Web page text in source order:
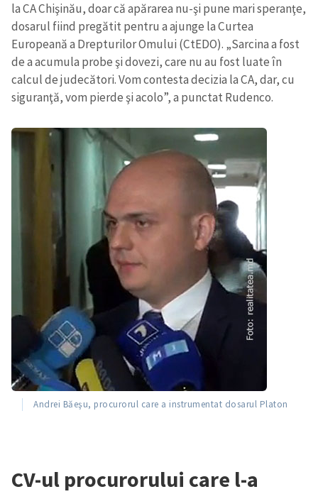
la CA Chişinău, doar că apărarea nu-şi pune mari speranţe,
dosarul fiind pregătit pentru a ajunge la Curtea
Europeană a Drepturilor Omului (CtEDO). „Sarcina a fost
de a acumula probe şi dovezi, care nu au fost luate în
calcul de judecători. Vom contesta decizia la CA, dar, cu
siguranţă, vom pierde şi acolo”, a punctat Rudenco.
Andrei Băeşu, procurorul care a instrumentat dosarul Platon
CV-ul procurorului care l-a